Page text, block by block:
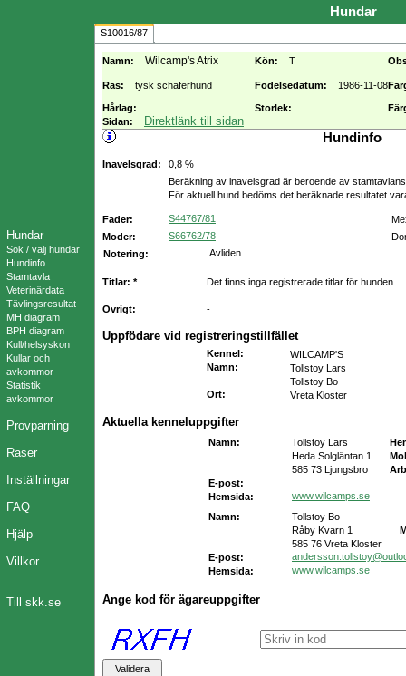
Hundar
Sök / välj hundar
Hundinfo
Stamtavla
Veterinärdata
Tävlingsresultat
MH diagram
BPH diagram
Kull/helsyskon
Kullar och
avkommor
Statistik
avkommor
Provparning
Raser
Inställningar
FAQ
Hjälp
Villkor
Till skk.se
Hundar
S10016/87
Namn: Wilcamp's Atrix Kön: T
Ras: tysk schäferhund Födelsedatum: 1986-11-08
Hårlag: Storlek:
Sidan:
Direktlänk till sidan
Hundinfo
Inavelsgrad:
0,8 %
Beräkning av inavelsgrad är beroende av
För aktuell hund bedöms det beräknade resultatet
Fader: S44767/81
Moder:
S66762/78
Notering:
Avliden
Titlar: * Det finns inga registrerade titlar för hunden.
Övrigt: -
Uppfödare vid registreringstillfället
Kennel :
WILCAMP'S
Namn:
Tollstoy Lars
Tollstoy Bo
Ort: Vreta Kloster
Aktuella kenneluppgifter
Namn: Tollstoy Lars
Heda Solgläntan 1
585 73 Ljungsbro
E-post:
Hemsida:
www.wilcamps.se
Namn:
Tollstoy Bo
Råby Kvarn 1
585 76 Vreta Kloster
E-post:
Hemsida:
www.wilcamps.se
Ange kod för ägareuppgifter